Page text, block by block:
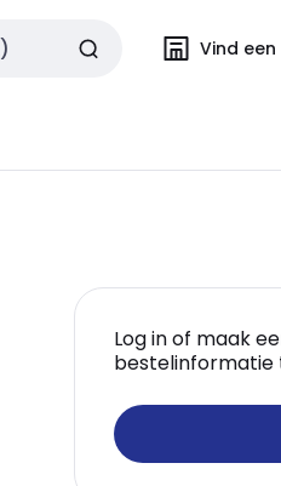
Vind
Log in of maak
bestelinformatie